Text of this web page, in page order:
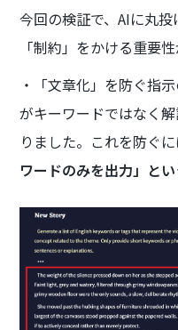
今回の検証で、AIに丸
「制約」をかける重要
・「文章化」を防ぐ指
がキーワードではなく
りました。これを防ぐ
ワードのみを出力」と